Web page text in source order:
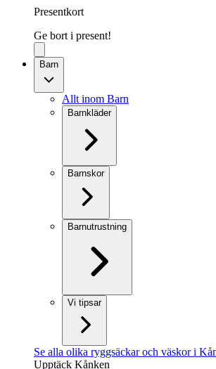
Presentkort
Ge bort i present!
Barn
Allt inom Barn
Barnkläder
Barnskor
Barnutrustning
Vi tipsar
Se alla olika ryggsäckar och väskor i
Upptäck Kånken